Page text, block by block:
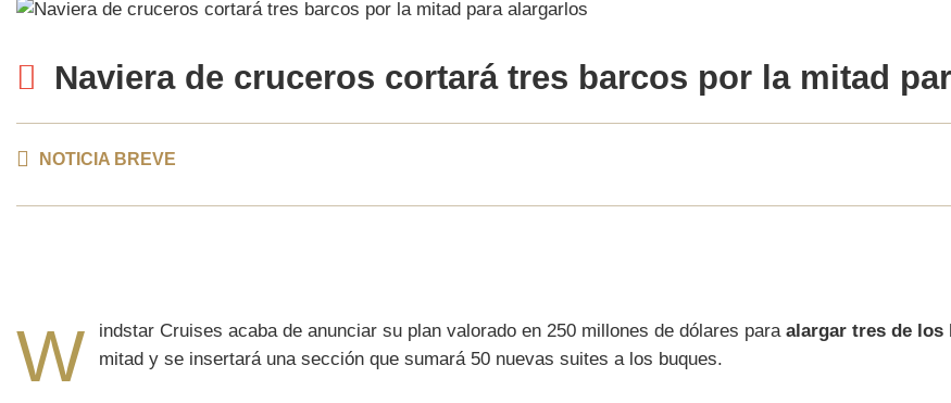
Naviera de cruceros cortará tres barcos por la mitad
NOTICIA BREVE
W indstar Cruises acaba de anunciar su plan valorado en 250 millones de dólares paraalargar tres de los
mitad y se insertará una sección que sumará 50 nuevas suites a los buques.